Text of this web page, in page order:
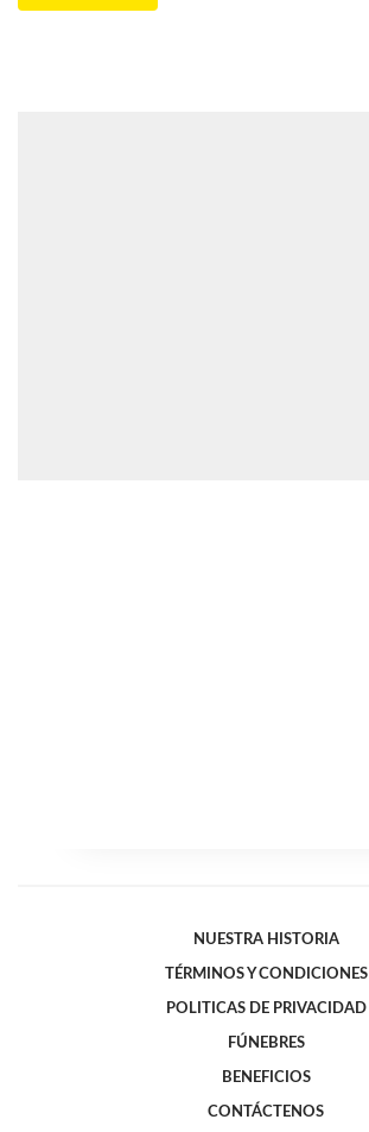
NUESTRA HISTORIA
TÉRMINOS Y CONDICIONES
POLITICAS DE PRIVACIDAD
FÚNEBRES
BENEFICIOS
CONTÁCTENOS